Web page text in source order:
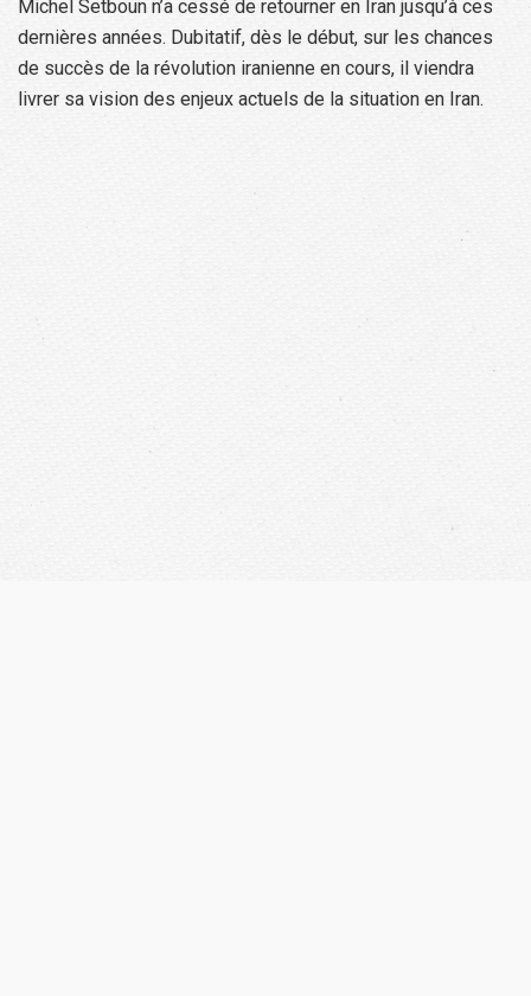
Michel Setboun n’a cessé de retourner en Iran jusqu’à ces
dernières années. Dubitatif, dès le début, sur les chances
de succès de la révolution iranienne en cours, il viendra
livrer sa vision des enjeux actuels de la situation en Iran.